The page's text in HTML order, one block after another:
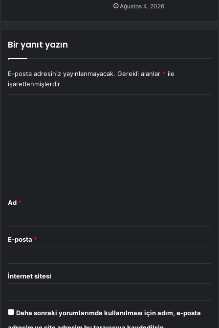
Ağustos 4, 2026
Bir yanıt yazın
E-posta adresiniz yayınlanmayacak. Gerekli alanlar * ile
işaretlenmişlerdir
Ad *
E-posta *
İnternet sitesi
Daha sonraki yorumlarımda kullanılması için adım, e-posta